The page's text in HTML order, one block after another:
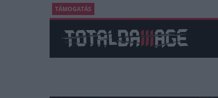
TÁMOGATÁS